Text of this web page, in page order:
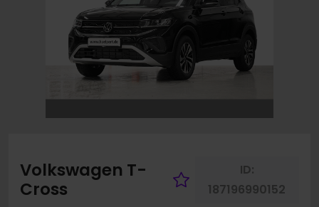
Volkswagen T-
Cross
Fahrzeug
ID:
187196990152